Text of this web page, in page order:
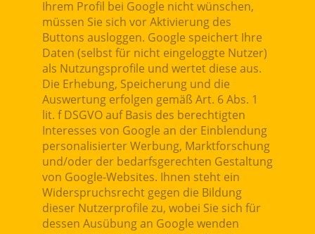
Ihrem Profil bei Google nicht wünschen,
müssen Sie sich vor Aktivierung des
Buttons ausloggen. Google speichert Ihre
Daten (selbst für nicht eingeloggte Nutzer)
als Nutzungsprofile und wertet diese aus.
Die Erhebung, Speicherung und die
Auswertung erfolgen gemäß Art. 6 Abs. 1
lit. f DSGVO auf Basis des berechtigten
Interesses von Google an der Einblendung
personalisierter Werbung, Marktforschung
und/oder der bedarfsgerechten Gestaltung
von Google-Websites. Ihnen steht ein
Widerspruchsrecht gegen die Bildung
dieser Nutzerprofile zu, wobei Sie sich für
dessen Ausübung an Google wenden